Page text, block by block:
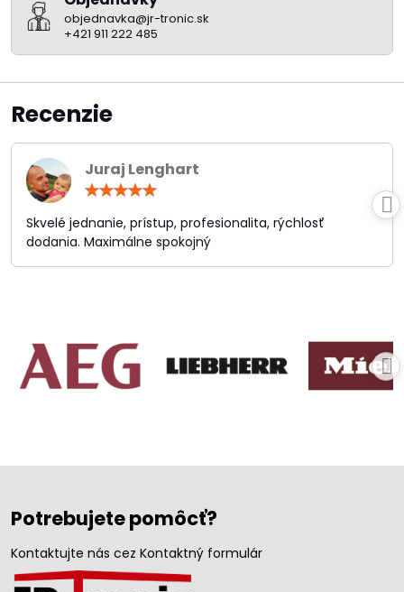
objednavka@jr-tronic.sk
+421 911 222 485
Recenzie
Juraj Lenghart
/
5
Skvelé jednanie, prístup, profesionalita, rýchlosť
dodania. Maximálne spokojný
Potrebujete pomôcť?
Kontaktujte nás cez Kontaktný formulár